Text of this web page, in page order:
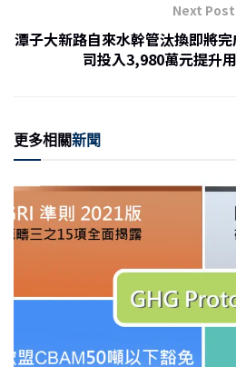
o
k
Next Post
潭子大新路自來水幹管汰換即將
司投入3,980萬元提升
更多相關新聞